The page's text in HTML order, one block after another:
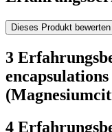
Dieses Produkt bewerten
3
4